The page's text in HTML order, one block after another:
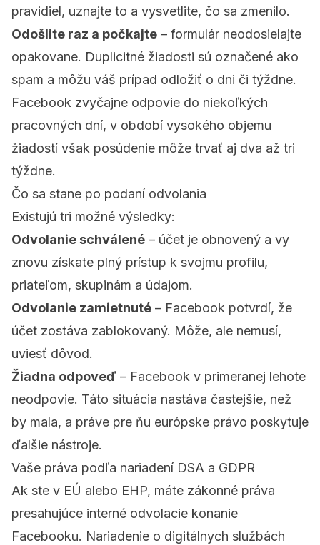
pravidiel, uznajte to a vysvetlite, čo sa zmenilo.
Odošlite raz a počkajte – formulár neodosielajte
opakovane. Duplicitné žiadosti sú označené ako
spam a môžu váš prípad odložiť o dni či týždne.
Facebook zvyčajne odpovie do niekoľkých
pracovných dní, v období vysokého objemu
žiadostí však posúdenie môže trvať aj dva až tri
týždne.
Čo sa stane po podaní odvolania
Existujú tri možné výsledky:
Odvolanie schválené – účet je obnovený a vy
znovu získate plný prístup k svojmu profilu,
priateľom, skupinám a údajom.
Odvolanie zamietnuté – Facebook potvrdí, že
účet zostáva zablokovaný. Môže, ale nemusí,
uviesť dôvod.
Žiadna odpoveď – Facebook v primeranej lehote
neodpovie. Táto situácia nastáva častejšie, než
by mala, a práve pre ňu európske právo poskytuje
ďalšie nástroje.
Vaše práva podľa nariadení DSA a GDPR
Ak ste v EÚ alebo EHP, máte zákonné práva
presahujúce interné odvolacie konanie
Facebooku. Nariadenie o digitálnych službách